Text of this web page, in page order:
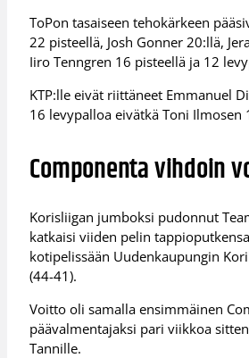
ToPon tasaiseen tehokärkeen
22 pisteellä, Josh Gonner 20:llä,
Iiro Tenngren 16 pisteellä ja 12
KTP:lle eivät riittäneet Emmanuel
16 levypalloa eivätkä Toni Ilmosen
Componenta vihdoin
Korisliigan jumboksi pudonnut
katkaisi viiden pelin
kotipelissään Uudenkaupungin
(44-41).
Voitto oli samalla ensimmäinen
päävalmentajaksi pari viikkoa
Tannille.